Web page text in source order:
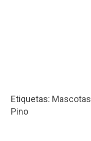
Etiquetas: Mascotas
Pino